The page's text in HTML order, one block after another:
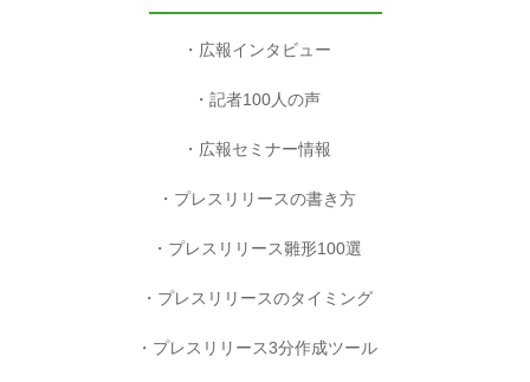
広報インタビュー
記者100人の声
広報セミナー情報
プレスリリースの書き方
プレスリリース雛形100選
プレスリリースのタイミング
プレスリリース3分作成ツール